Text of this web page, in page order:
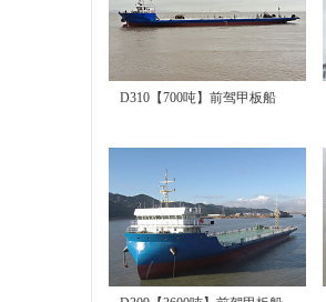
D310【700吨】前驾甲板船